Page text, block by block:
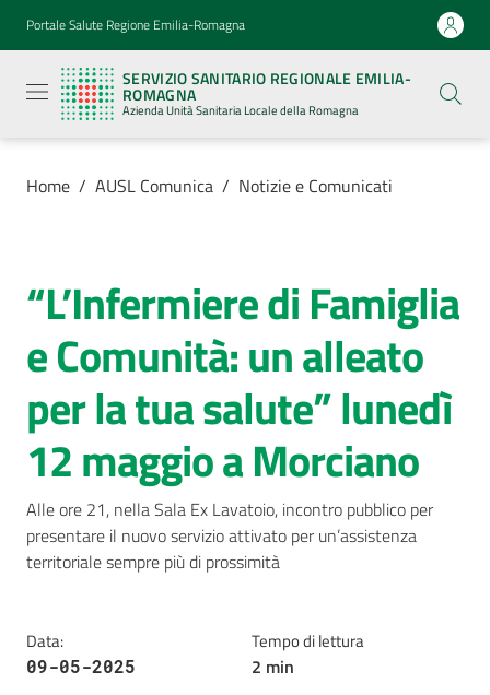
Vai al contenuto
Vai alla navigazione
Vai al footer
Portale Salute Regione Emilia-Romagna
SERVIZIO SANITARIO REGIONALE EMILIA-
ROMAGNA
Azienda Unità Sanitaria Locale della Romagna
Sanitario
Regionale
Emilia-
Romagna
Azienda
Sanitaria
Locale della
Azienda
Servizi
Luoghi
di
cura
AUSL
Comunica
Home / AUSL Comunica / Notizie e Comunicati
Salta al contenuto
“L’Infermiere di Famiglia
e Comunità: un alleato
per la tua salute” lunedì
12 maggio a Morciano
Alle ore 21, nella Sala Ex Lavatoio, incontro pubblico per
presentare il nuovo servizio attivato per un’assistenza
territoriale sempre più di prossimità
Data:
09-05-2025
Tempo di lettura
2 min